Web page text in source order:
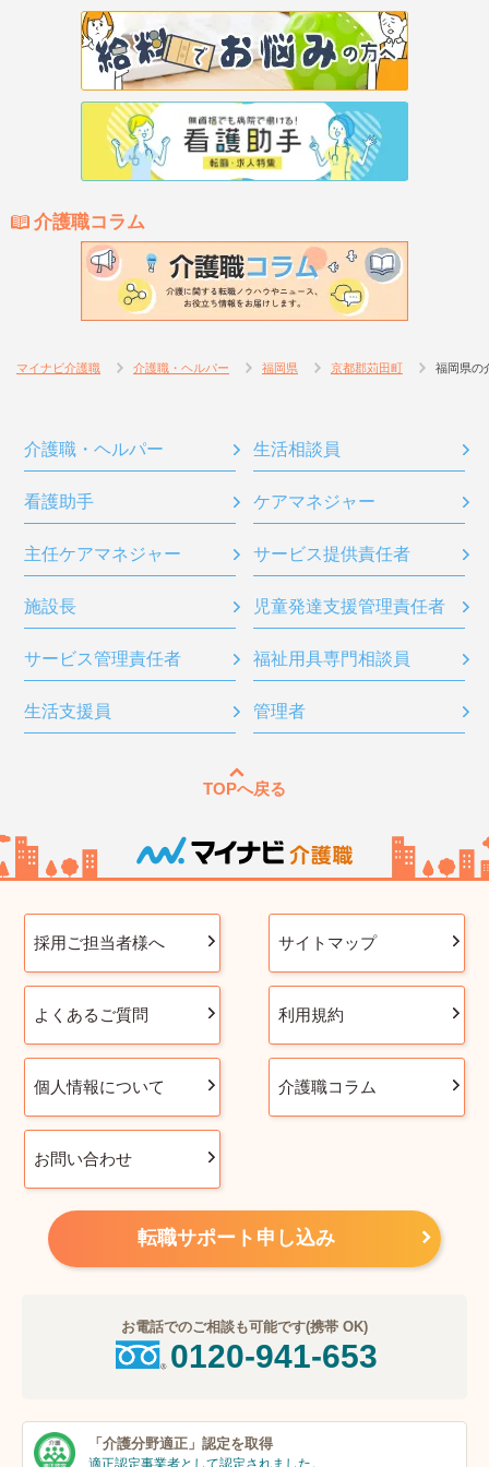
介護職コラム
マイナビ介護職 介護職・ヘルパー 福岡県 京都郡苅田町 福岡県の
介護職・ヘルパー 生活相談員
看護助手 ケアマネジャー
主任ケアマネジャー サービス提供責任者
施設長 児童発達支援管理責任者
サービス管理責任者 福祉用具専門相談員
生活支援員 管理者
TOPへ戻る
採用ご担当者様へ サイトマップ
よくあるご質問 利用規約
個人情報について 介護職コラム
お問い合わせ
転職サポート申し込み
お電話でのご相談も可能です(携帯 OK)
0120-941-653
「介護分野適正」 認定を取得
適正認定事業者として認定されました。